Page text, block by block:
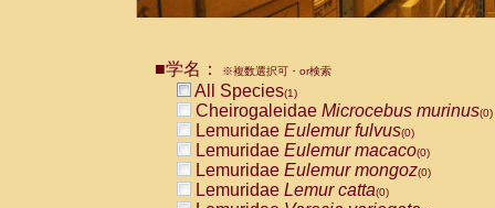
■学名： ※複数選択可・or検索
All Species(1)
Cheirogaleidae Microcebus murinus(0)
Lemuridae Eulemur fulvus(0)
Lemuridae Eulemur macaco(0)
Lemuridae Eulemur mongoz(0)
Lemuridae Lemur catta(0)